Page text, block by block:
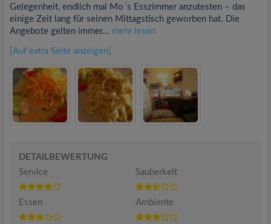
Gelegenheit, endlich mal Mo´s Esszimmer anzutesten – das
einige Zeit lang für seinen Mittagstisch geworben hat. Die
Angebote gelten immer... mehr lesen
[Auf extra Seite anzeigen]
DETAILBEWERTUNG
Service
Sauberkeit
Essen Ambiente